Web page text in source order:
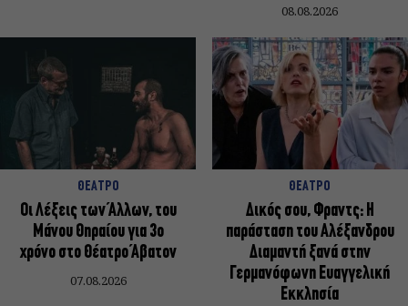
08.08.2026
ΘΕΑΤΡΟ
Οι Λέξεις των Άλλων, του
Μάνου Θηραίου για 3ο
χρόνο στο Θέατρο Άβατον
07.08.2026
ΘΕΑΤΡΟ
Δικός σου, Φραντς: Η
παράσταση του Αλέξανδρου
Διαμαντή ξανά στην
Γερμανόφωνη Ευαγγελική
Εκκλησία